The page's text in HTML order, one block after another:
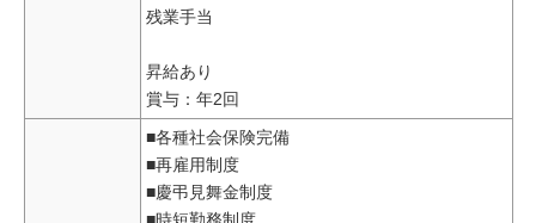
残業手当
昇給あり
賞与：年2回
■各種社会保険完備
■再雇用制度
■慶弔見舞金制度
■時短勤務制度